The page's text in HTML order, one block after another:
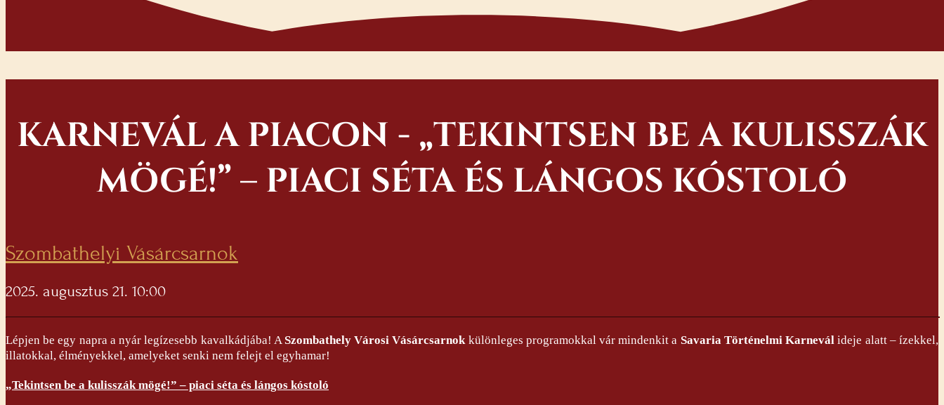
KARNEVÁL A PIACON - „TEKINTSEN BE A KULISSZÁK
MÖGÉ!” – PIACI SÉTA ÉS LÁNGOS KÓSTOLÓ
Szombathelyi Vásárcsarnok
2025. augusztus 21. 10:00
Lépjen be egy napra a nyár legízesebb kavalkádjába! A Szombathely Városi Vásárcsarnokkülönleges programokkal vár mindenkit a Savaria Történelmi Karnevál ideje alatt – ízekkel,
illatokkal, élményekkel, amelyeket senki nem felejt el egyhamar!
„Tekintsen be a kulisszák mögé!” – piaci séta és lángos kóstoló